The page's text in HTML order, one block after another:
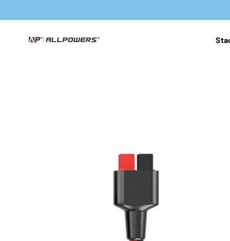
ALLPOWERS PL